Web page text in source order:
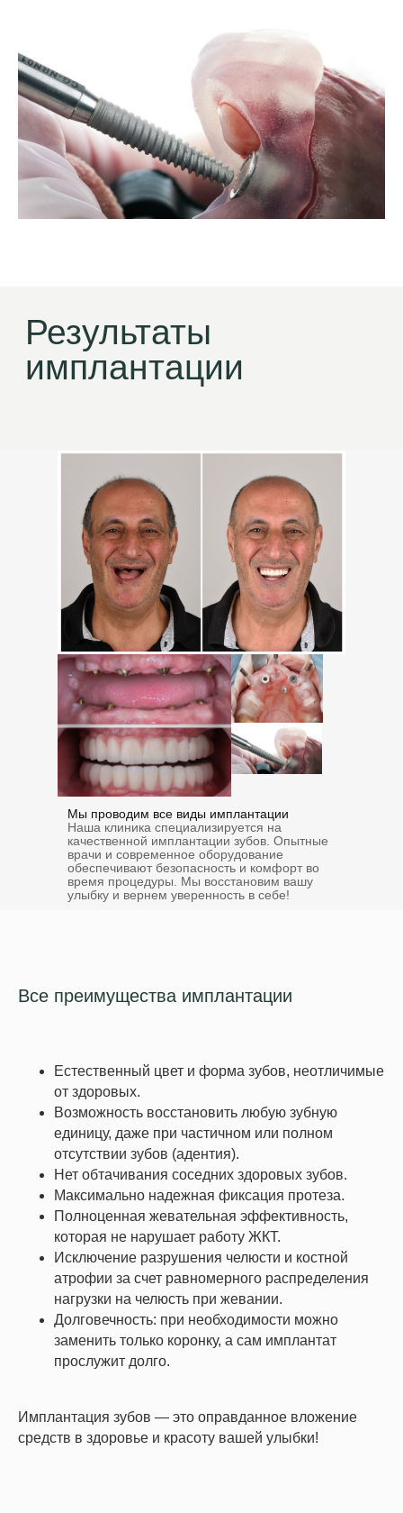
Мы проводим все виды имплантации
Наша клиника специализируется на
качественной имплантации зубов. Опытные
врачи и современное оборудование
обеспечивают безопасность и комфорт во
время процедуры. Мы восстановим вашу
улыбку и вернем уверенность в себе!
Все преимущества имплантации
Естественный цвет и форма зубов, неотличимые
от здоровых.
Возможность восстановить любую зубную
единицу, даже при частичном или полном
отсутствии зубов (адентия).
Нет обтачивания соседних здоровых зубов.
Максимально надежная фиксация протеза.
Полноценная жевательная эффективность,
которая не нарушает работу ЖКТ.
Исключение разрушения челюсти и костной
атрофии за счет равномерного распределения
нагрузки на челюсть при жевании.
Долговечность: при необходимости можно
заменить только коронку, а сам имплантат
прослужит долго.
Имплантация зубов — это оправданное вложение
средств в здоровье и красоту вашей улыбки!